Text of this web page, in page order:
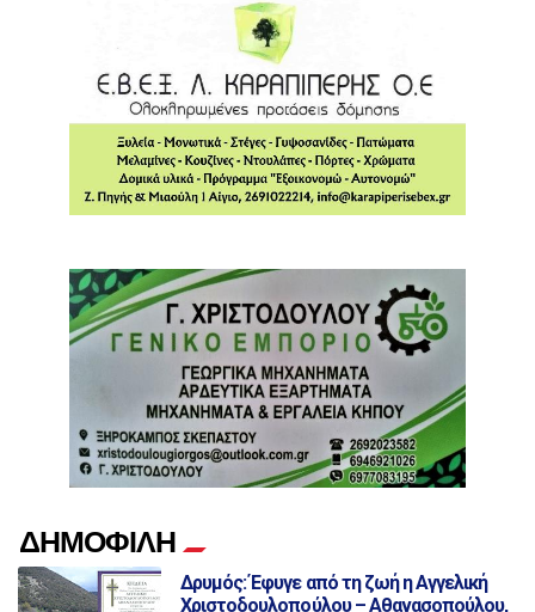
ΔΗΜΟΦΙΛΗ
Δρυμός: Έφυγε από τη ζωή η Αγγελική
Χριστοδουλοπούλου – Αθανασοπούλου,